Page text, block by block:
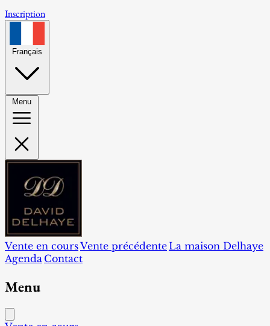
Inscription
Français
Menu
Vente en coursVente précédente La maison Delhaye
Agenda Contact
Menu